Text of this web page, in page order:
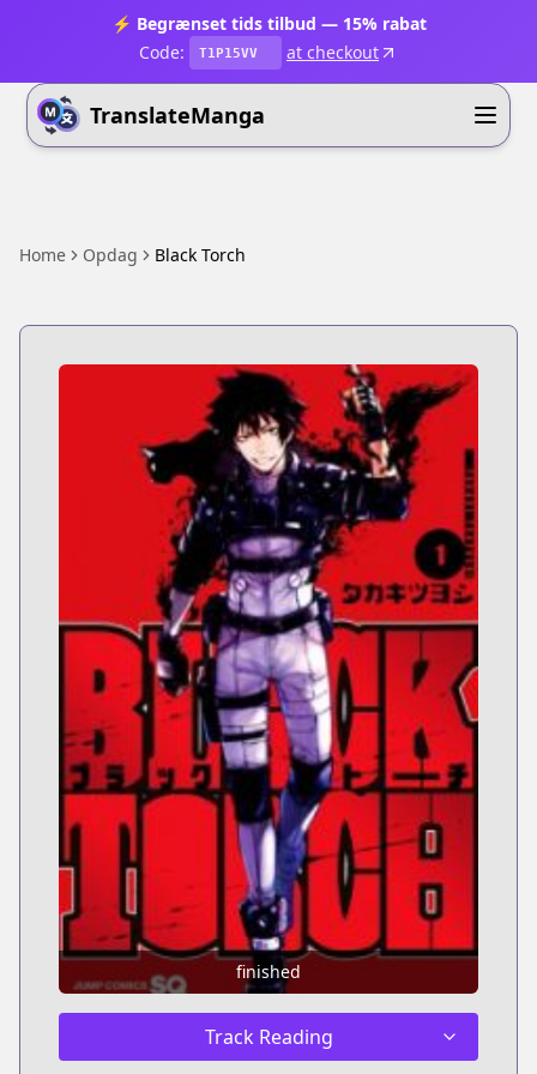
⚡ Begrænset tids tilbud — 15% rabat
Code:
T1P15VV at checkout
TranslateManga
Home Opdag Black Torch
finished
Track Reading